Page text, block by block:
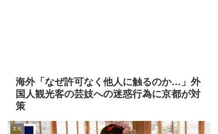
海外「なぜ許可なく他人に触るのか…」外
国人観光客の芸妓への迷惑行為に京都が対
策
文化